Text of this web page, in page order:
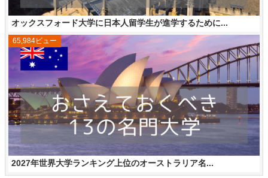
オックスフォード大学に日本人留学生が進学するために...
2027年世界大学ランキング上位のオーストラリア名...
65,984ビュー